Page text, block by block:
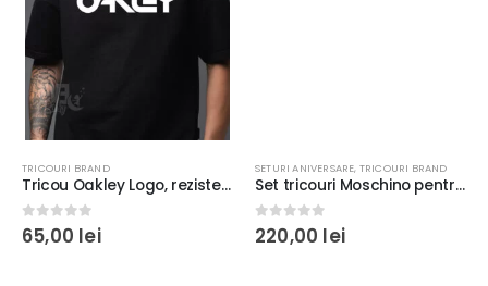
TRICOURI BRAND
Tricou Oakley Logo, rezistent la spălări, bumbac 100%, Unisex, Regular fit, culoare alb/negru
0 out of 5
65,00 lei
SETURI ANIVERSARE, TRICOURI BRAND
Set tricouri Moschino pentru familie, imprimeu rezistent la spălări, culoare negru, bumbac 100%, Regular Fit
0out of 5
220,00 lei